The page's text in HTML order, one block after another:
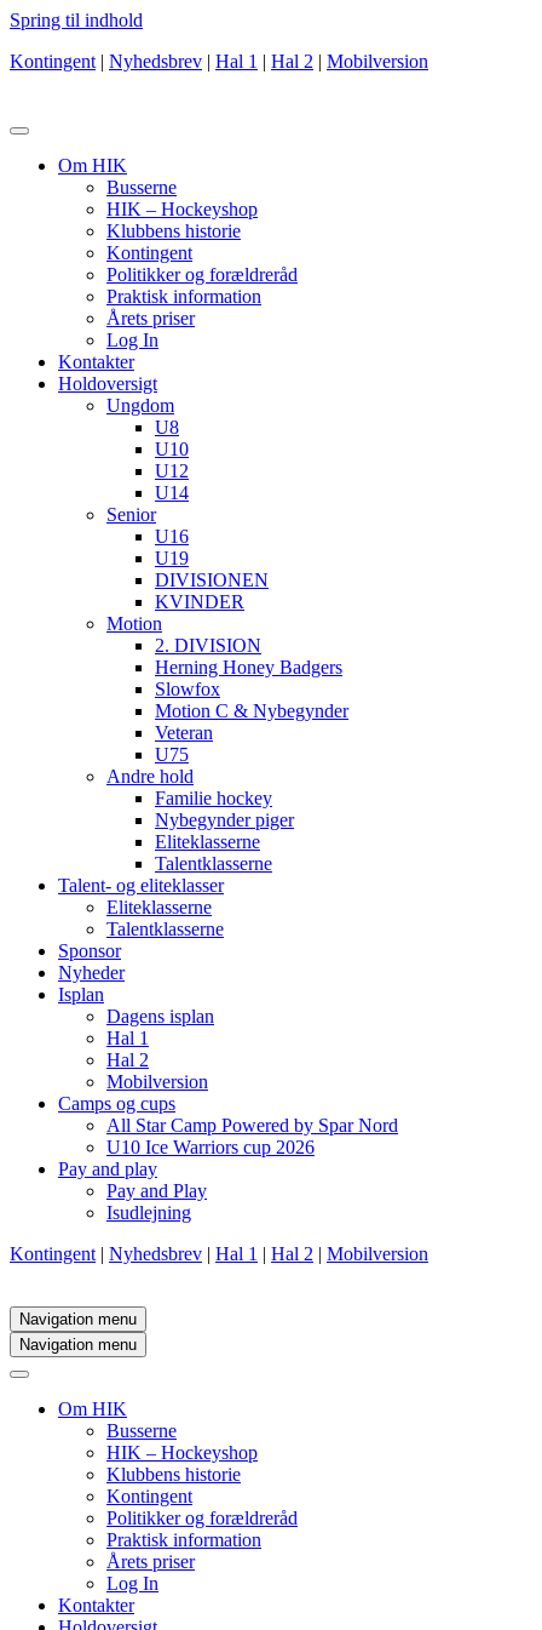
Spring til indhold
Kontingent | Nyhedsbrev | Hal 1 | Hal 2 | Mobilversion
Om HIK
Busserne
HIK – Hockeyshop
Klubbens historie
Kontingent
Politikker og forældreråd
Praktisk information
Årets priser
Log In
Kontakter
Holdoversigt
Ungdom
U8
U10
U12
U14
Senior
U16
U19
DIVISIONEN
KVINDER
Motion
2. DIVISION
Herning Honey Badgers
Slowfox
Motion C & Nybegynder
Veteran
U75
Andre hold
Familie hockey
Nybegynder piger
Eliteklasserne
Talentklasserne
Talent- og eliteklasser
Eliteklasserne
Talentklasserne
Sponsor
Nyheder
Isplan
Dagens isplan
Hal 1
Hal 2
Mobilversion
Camps og cups
All Star Camp Powered by Spar Nord
U10 Ice Warriors cup 2026
Pay and play
Pay and Play
Isudlejning
Kontingent | Nyhedsbrev | Hal 1 | Hal 2 | Mobilversion
Navigation menu
Navigation menu
Om HIK
Busserne
HIK – Hockeyshop
Klubbens historie
Kontingent
Politikker og forældreråd
Praktisk information
Årets priser
Log In
Kontakter